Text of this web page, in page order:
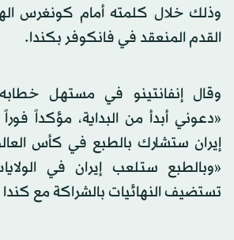
وذلك خلال كلمته أمام كونغرس
القدم المنعقد في فانكوفر بكندا.
وقال إنفانتينو في مستهل خطابه
«دعوني أبدأ من البداية، مؤكداً
«وبالطبع ستلعب إيران في
تستضيف النهائيات بالشراكة مع